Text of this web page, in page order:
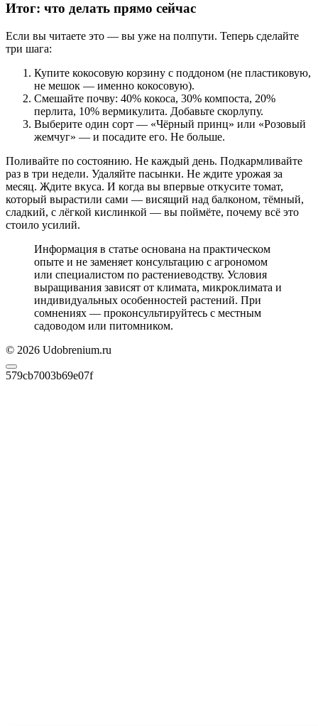
Итог: что делать прямо сейчас
Если вы читаете это — вы уже на полпути. Теперь сделайте
три шага:
Купите кокосовую корзину с поддоном (не пластиковую,
не мешок — именно кокосовую).
Смешайте почву: 40% кокоса, 30% компоста, 20%
перлита, 10% вермикулита. Добавьте скорлупу.
Выберите один сорт — «Чёрный принц» или «Розовый
жемчуг» — и посадите его. Не больше.
Поливайте по состоянию. Не каждый день. Подкармливайте
раз в три недели. Удаляйте пасынки. Не ждите урожая за
месяц. Ждите вкуса. И когда вы впервые откусите томат,
который вырастили сами — висящий над балконом, тёмный,
сладкий, с лёгкой кислинкой — вы поймёте, почему всё это
стоило усилий.
Информация в статье основана на практическом
опыте и не заменяет консультацию с агрономом
или специалистом по растениеводству. Условия
выращивания зависят от климата, микроклимата и
индивидуальных особенностей растений. При
сомнениях — проконсультируйтесь с местным
садоводом или питомником.
© 2026 Udobrenium.ru
579cb7003b69e07f